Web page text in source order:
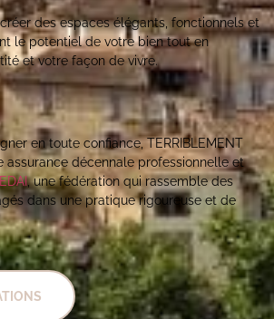
des espaces élégants, fonctionnels et
le potentiel de votre bien tout en
et votre façon de vivre.
en toute confiance, TERRIBLEMENT
assurance décennale professionnelle et
, une fédération qui rassemble des
dans une pratique rigoureuse et de